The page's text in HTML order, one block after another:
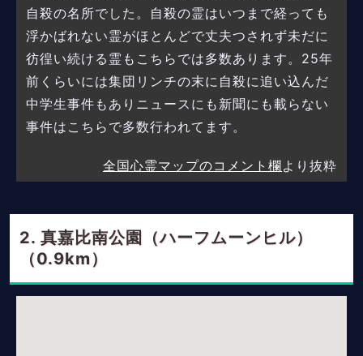
自殺の名所でした。自殺の霊はいつまで経っても
浮かばれない霊がほとんどで丈夫つされず未だに
彷徨い続ける霊もこちらでは多数あります。25年
前くらいには集団リンチの末に自殺に追い込んだ
中学生事件もありニュースにも新聞にも載らない
事件はこちらで多数行われてます。
全国心霊マップのコメント欄より抜粋
真嘉比南公園（ハーフムーンヒル）
（0.9km）